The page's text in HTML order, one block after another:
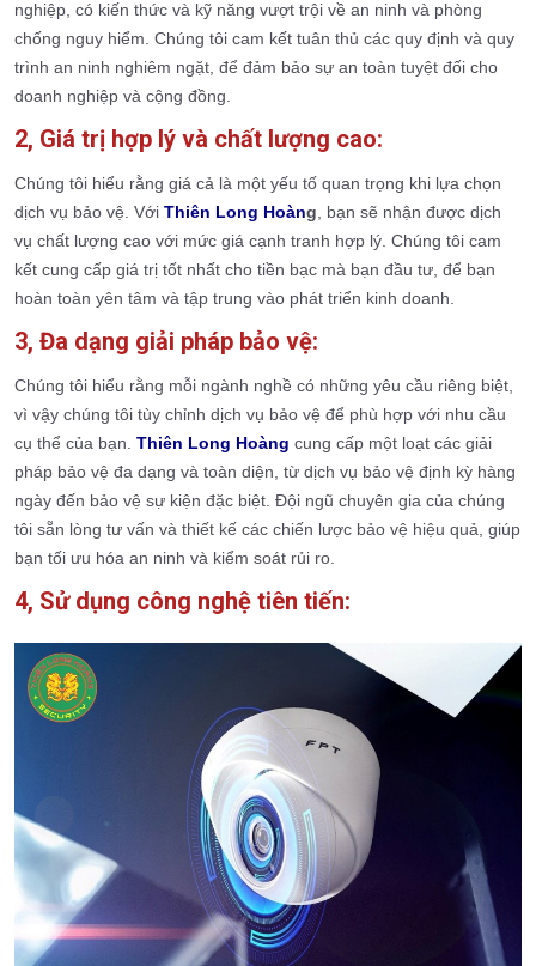
nghiệp, có kiến thức và kỹ năng vượt trội về an ninh và phòng
chống nguy hiểm. Chúng tôi cam kết tuân thủ các quy định và quy
trình an ninh nghiêm ngặt, để đảm bảo sự an toàn tuyệt đối cho
doanh nghiệp và cộng đồng.
2, Giá trị hợp lý và chất lượng cao:
Chúng tôi hiểu rằng giá cả là một yếu tố quan trọng khi lựa chọn
dịch vụ bảo vệ. Với Thiên Long Hoàng , bạn sẽ nhận được dịch
vụ chất lượng cao với mức giá cạnh tranh hợp lý. Chúng tôi cam
kết cung cấp giá trị tốt nhất cho tiền bạc mà bạn đầu tư, để bạn
hoàn toàn yên tâm và tập trung vào phát triển kinh doanh.
3, Đa dạng giải pháp bảo vệ:
Chúng tôi hiểu rằng mỗi ngành nghề có những yêu cầu riêng biệt,
vì vậy chúng tôi tùy chỉnh dịch vụ bảo vệ để phù hợp với nhu cầu
cụ thể của bạn. Thiên Long Hoàng cung cấp một loạt các giải
pháp bảo vệ đa dạng và toàn diện, từ dịch vụ bảo vệ định kỳ hàng
ngày đến bảo vệ sự kiện đặc biệt. Đội ngũ chuyên gia của chúng
tôi sẵn lòng tư vấn và thiết kế các chiến lược bảo vệ hiệu quả, giúp
bạn tối ưu hóa an ninh và kiểm soát rủi ro.
4, Sử dụng công nghệ tiên tiến: